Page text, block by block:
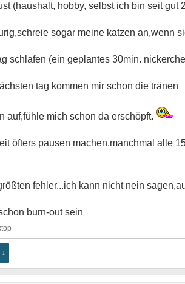
(haushalt, hobby, selbst ich bin seit gut
sogar meine katzen an,wenn
schlafen (ein geplantes 30min.
tag kommen mir schon die tränen
auf,fühle mich schon da erschöpft.
öfters pausen machen,manchmal alle
fehler...ich kann nicht nein
burn-out sein